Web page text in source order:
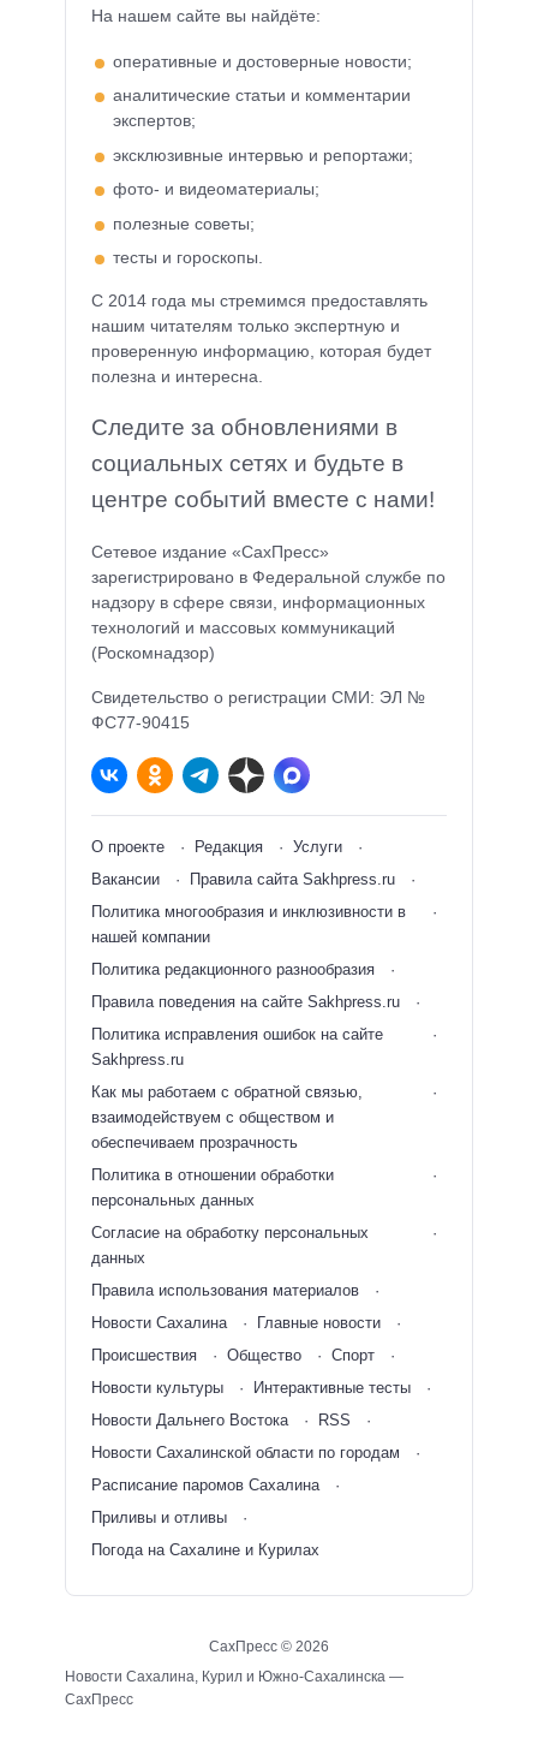
На нашем сайте вы найдёте:
оперативные и достоверные новости;
аналитические статьи и комментарии
экспертов;
эксклюзивные интервью и репортажи;
фото- и видеоматериалы;
полезные советы;
тесты и гороскопы.
С 2014 года мы стремимся предоставлять
нашим читателям только экспертную и
проверенную информацию, которая будет
полезна и интересна.
Следите за обновлениями в
социальных сетях и будьте в
центре событий вместе с нами!
Сетевое издание «СахПресс»
зарегистрировано в Федеральной службе по
надзору в сфере связи, информационных
технологий и массовых коммуникаций
(Роскомнадзор)
Свидетельство о регистрации СМИ: ЭЛ №
ФС77-90415
О проекте Редакция
Услуги
Вакансии
Правила сайта Sakhpress.ru
Политика многообразия и инклюзивности в
нашей компании
Политика редакционного разнообразия
Правила поведения на сайте Sakhpress.ru
Политика исправления ошибок на сайте
Sakhpress.ru
Как мы работаем с обратной связью,
взаимодействуем с обществом и
обеспечиваем прозрачность
Политика в отношении обработки
персональных данных
Согласие на обработку персональных
данных
Правила использования материалов
Новости Сахалина
Главные новости
Происшествия
Общество
Спорт
Новости культуры
Интерактивные тесты
Новости Дальнего Востока
RSS
Новости Сахалинской области по городам
Расписание паромов Сахалина
Приливы и отливы
Погода на Сахалине и Курилах
СахПресс © 2026
Новости Сахалина, Курил и Южно-Сахалинска —
СахПресс